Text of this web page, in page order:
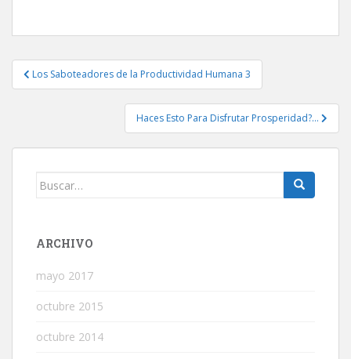
Navegación
de
Los Saboteadores de la Productividad Humana 3
Haces Esto Para Disfrutar Prosperidad?…
Buscar:
ARCHIVO
mayo 2017
octubre 2015
octubre 2014